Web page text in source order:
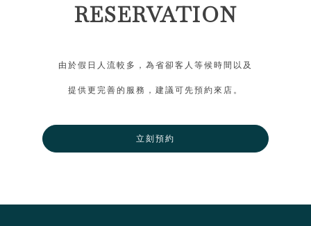
RESERVATION
由於假日人流較多，為省卻客人等候時間以及
提供更完善的服務，建議可先預約來店。
立刻預約